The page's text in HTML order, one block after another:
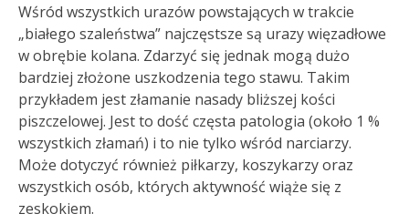
Wśród wszystkich urazów powstających w trakcie
„białego szaleństwa” najczęstsze są urazy więzadłowe
w obrębie kolana. Zdarzyć się jednak mogą dużo
bardziej złożone uszkodzenia tego stawu. Takim
przykładem jest złamanie nasady bliższej kości
piszczelowej. Jest to dość częsta patologia (około 1 %
wszystkich złamań) i to nie tylko wśród narciarzy.
Może dotyczyć również piłkarzy, koszykarzy oraz
wszystkich osób, których aktywność wiąże się z
zeskokiem.